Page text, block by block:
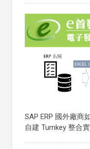
SAP ERP 國外廠商
自建 Turnkey 整合